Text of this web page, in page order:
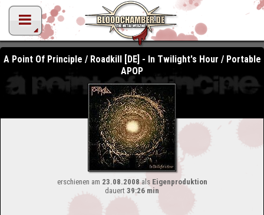
A Point Of Principle / Roadkill [DE] - In Twilight's Hour / Portable
APOP
erschienen am 23.08.2008 als Eigenproduktion
dauert 39:26 min